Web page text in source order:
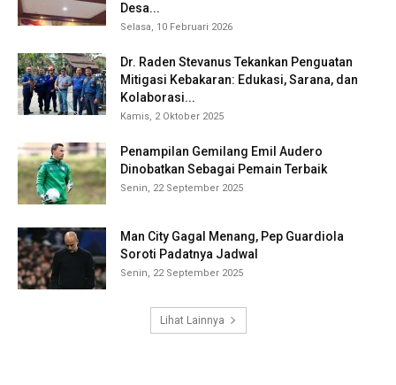
Desa...
Selasa, 10 Februari 2026
Dr. Raden Stevanus Tekankan Penguatan
Mitigasi Kebakaran: Edukasi, Sarana, dan
Kolaborasi...
Kamis, 2 Oktober 2025
Penampilan Gemilang Emil Audero
Dinobatkan Sebagai Pemain Terbaik
Senin, 22 September 2025
Man City Gagal Menang, Pep Guardiola
Soroti Padatnya Jadwal
Senin, 22 September 2025
Lihat Lainnya